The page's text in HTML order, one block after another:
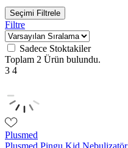
Seçimi Filtrele
Filtre
Sadece Stoktakiler
Toplam 2 Ürün bulundu.
3 4
Plusmed